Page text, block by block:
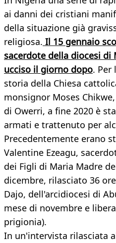
ai danni dei cristiani
della situazione già
religiosa. Il 15 gennaio
sacerdote della diocesi
ucciso il giorno dopo. Per
storia della Chiesa
monsignor Moses
di Owerri, a fine 2020 è
armati e trattenuto per
Precedentemente erano
Valentine Ezeagu,
dei Figli di Maria Madre
dicembre, rilasciato 36
Dajo, dell'arcidiocesi di
mese di novembre e
prigionia).
In un'intervista rilasciata